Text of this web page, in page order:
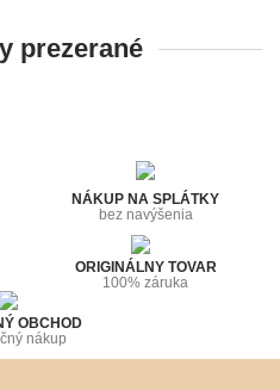
prezerané
NÁKUP NA SPLÁTKY
bez navýšenia
ORIGINÁLNY TOVAR
100% záruka
OBCHOD
nákup